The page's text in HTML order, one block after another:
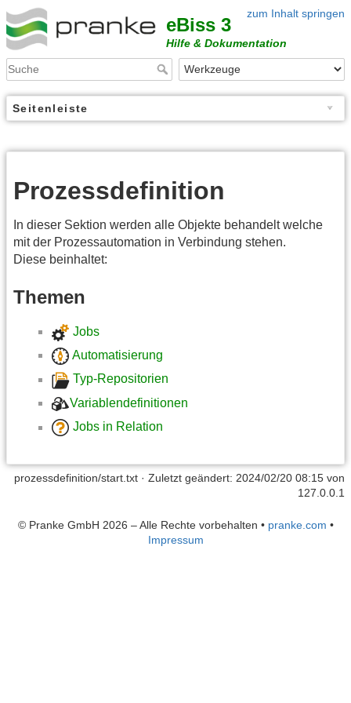
zum Inhalt springen
eBiss 3
Hilfe & Dokumentation
Seitenleiste
Prozessdefinition
In dieser Sektion werden alle Objekte behandelt welche
mit der Prozessautomation in Verbindung stehen.
Diese beinhaltet:
Themen
Jobs
Automatisierung
Typ-Repositorien
Variablendefinitionen
Jobs in Relation
prozessdefinition/start.txt · Zuletzt geändert: 2024/02/20 08:15 von
127.0.0.1
© Pranke GmbH 2026 – Alle Rechte vorbehalten • pranke.com •
Impressum